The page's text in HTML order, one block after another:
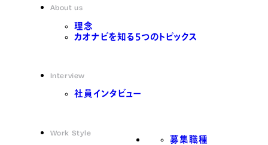
About us
理念
カオナビを知る5つのトピックス
Interview
社員インタビュー
Work Style
募集職種